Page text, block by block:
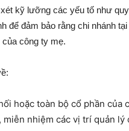
kỹ lưỡng các yếu tố như
để đảm bảo rằng chi nhánh
công ty mẹ.
hoặc toàn bộ cổ phần của
nhiệm các vị trí quản lý